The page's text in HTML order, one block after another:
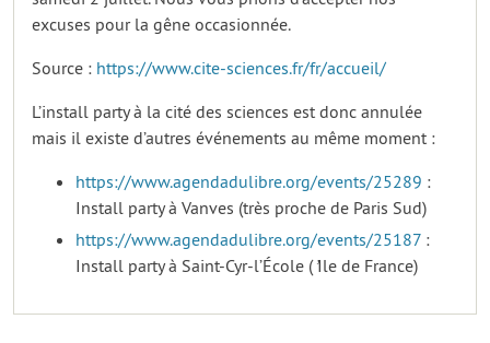
excuses pour la gêne occasionnée.
Source : https://www.cite-sciences.fr/fr/accueil/
L’install party à la cité des sciences est donc annulée
mais il existe d’autres événements au même moment :
https://www.agendadulibre.org/events/25289 :
Install party à Vanves (très proche de Paris Sud)
https://www.agendadulibre.org/events/25187 :
Install party à Saint-Cyr-l’École ( ̛Ile de France)